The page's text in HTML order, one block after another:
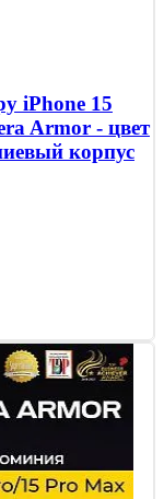
iPhone 15
Armor - цвет
корпус